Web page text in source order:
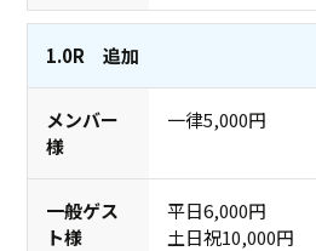
1.0R 追加
一律5,000円
平日6,000円
土日祝10,000円